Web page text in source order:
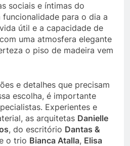
sociais e íntimas do
funcionalidade para o dia a
útil e a capacidade de
uma atmosfera elegante
o piso de madeira vem
e detalhes que precisam
escolha, é importante
Experientes e
as arquitetas Danielle
, do escritório Dantas &
o trio Bianca Atalla, Elisa